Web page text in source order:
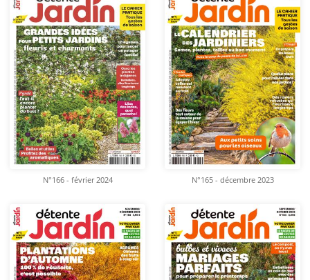
N°166 - février 2024 N°165 - décembre 2023